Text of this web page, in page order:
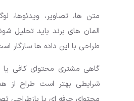
متن ها، تصاویر، ویدئوها،
المان های برند باید تحلیل
طراحی با این داده ها سازگار
گاهی مشتری محتوای کافی یا
شرایطی بهتر است طراح از